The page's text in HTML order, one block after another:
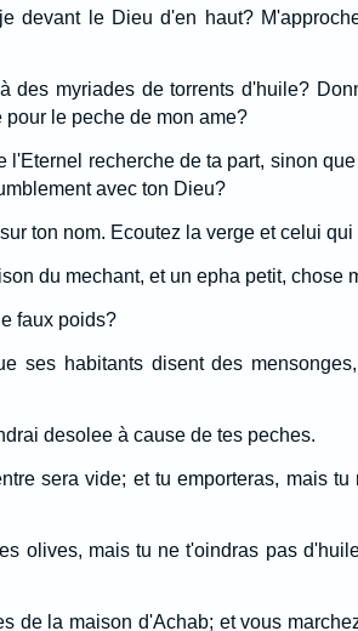
devant le Dieu d'en haut?
des myriades de torrents d'huile?
le peche de mon ame?
l'Eternel recherche de ta part, sinon
avec ton Dieu?
ton nom. Ecoutez la verge et celui qui
du mechant, et un epha petit, chose
faux poids?
ses habitants disent des
desolee à cause de tes peches.
sera vide; et tu emporteras, mais tu
olives, mais tu ne t'oindras pas
de la maison d'Achab; et vous